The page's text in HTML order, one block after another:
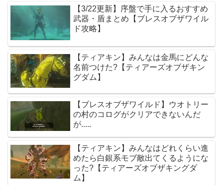
【3/22更新】序盤で手に入るおすすめ
武器・盾まとめ【ブレスオブザワイル
ド攻略】
【ティアキン】みんなは金馬にどんな
名前つけた?【ティアーズオブザキン
グダム】
【ブレスオブザワイルド】ウオトリー
の村のコログがクリアできないんだ
が.....
【ティアキン】みんなはどれくらい進
めたら白銀系モブ敵出てくるようにな
った?【ティアーズオブザキングダ
ム】